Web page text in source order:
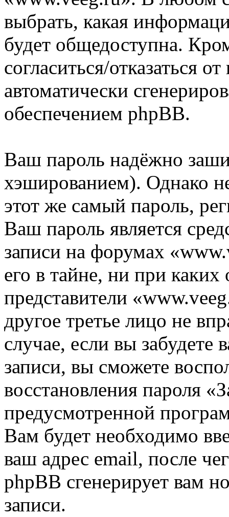
выбрать, какая
будет общедоступна.
согласиться/отказаться
автоматически
обеспечением phpBB.
Ваш пароль надёжно
хэшированием). Однако
этот же самый пароль,
Ваш пароль является
записи на форумах
его в тайне, ни при каких
представители
другое третье лицо не
случае, если вы
записи, вы сможете
восстановления пароля
предусмотренной
Вам будет необходимо
ваш адрес email, после
phpBB сгенерирует вам
записи.